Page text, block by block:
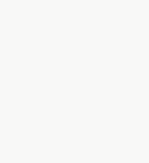
Дорога
Нехай твоє